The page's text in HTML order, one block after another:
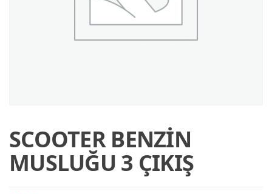
SCOOTER BENZİN
MUSLUĞU 3 ÇIKIŞ